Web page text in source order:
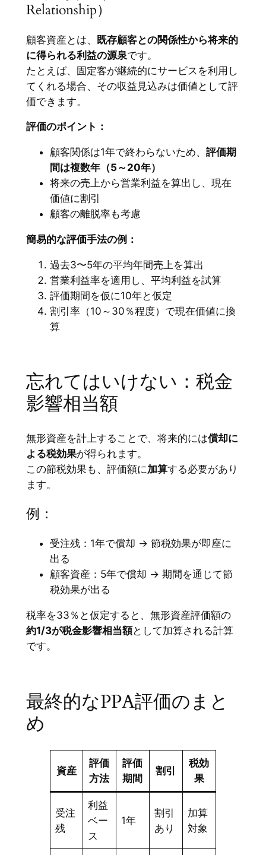
Relationship）
顧客資産とは、
既存顧客との関係性から将来的
に得られる利益の源泉です。
たとえば、固定客が継続的にサービスを利用し
てくれる場合、その収益見込みは価値として評
価できます。
評価のポイント：
顧客関係は1年で終わらないため、 評価期
間は複数年（5～20年）
将来の売上から営業利益を算出し、現在
価値に割引
顧客の離脱率も考慮
簡易的な評価手法の例：
過去3〜5年の平均年間売上を算出
営業利益率を適用し、平均利益を試算
評価期間を仮に10年と仮定
割引率（10～30％程度）で現在価値に換
算
忘れてはいけない：税金
影響相当額
無形資産を計上することで、将来的には償却に
よる税効果が得られます。
この節税効果も、評価額に加算する必要があり
ます。
例：
受注残：1年で償却 → 節税効果が即座に
出る
顧客資産：5年で償却 → 期間を通じて節
税効果が出る
税率を33％と仮定すると、無形資産評価額の
約1/3が税金影響相当額として加算される計算
です。
最終的なPPA評価のまと
め
資産
評価
方法
評価
期間
割引
税効
果
受注
残
利益
ベー
ス
1年
割引
あり
加算
対象